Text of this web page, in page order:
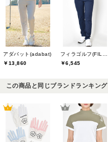
アダバット(adabat)
￥13,860
￥6,545
この商品と同じブランドランキング